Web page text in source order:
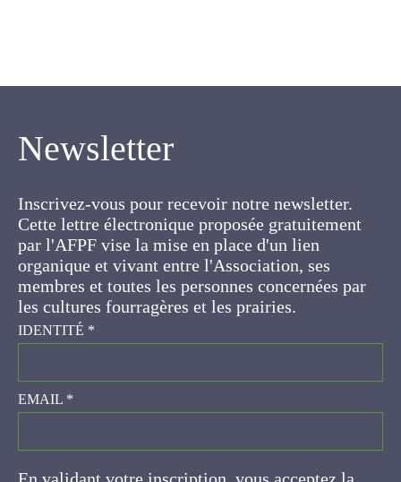
Inscrivez-vous pour recevoir notre newsletter.
gratuitement par l'AFPF vise la mise en place
d'un lien organique et vivant entre l'Association,
concernées par les cultures fourragères et les
prairies.
IDENTITÉ*
EMAIL*
En validant votre inscription, vous acceptez la
politique de confidentialité de ce site
Valider